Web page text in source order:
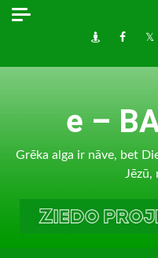
Skip
Draugiem
e –
Grēka alga ir nāve, bet
Jēzū,